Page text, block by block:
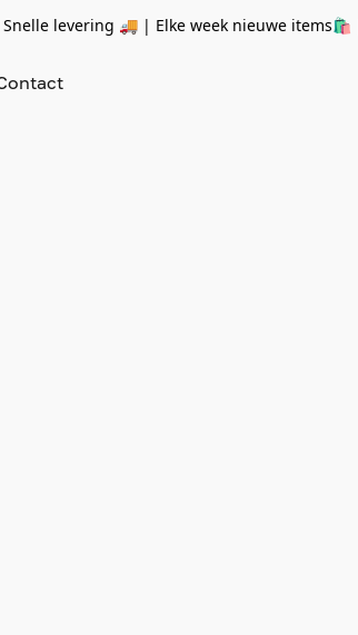
levering 🚚 | Elke week nieuwe items🛍